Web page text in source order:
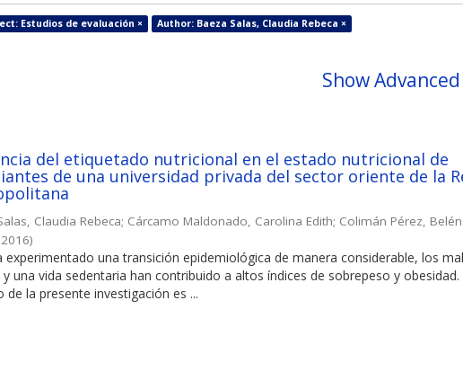
Estudios de evaluación ×
Author: Baeza Salas, Claudia Rebeca ×
Show
del etiquetado nutricional en el estado nutricional de
de una universidad privada del sector oriente de la
Claudia Rebeca; Cárcamo Maldonado, Carolina Edith; Colimán Pérez,
2016)
experimentado una transición epidemiológica de manera considerable, los
una vida sedentaria han contribuido a altos índices de sobrepeso y obesidad.
de la presente investigación es ...